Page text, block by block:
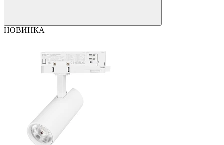
НОВИНКА